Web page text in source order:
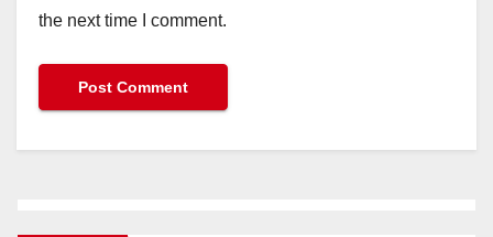
the next time I comment.